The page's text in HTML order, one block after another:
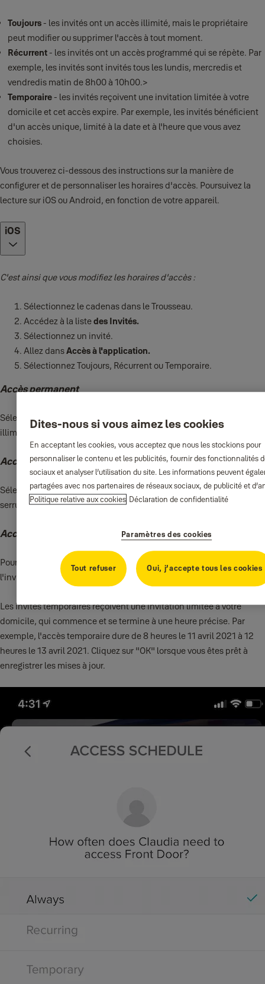
Toujours- les invités ont un accès illimité, mais le propriétaire
peut modifier ou supprimer l'accès à tout moment.
Récurrent- les invités ont un accès programmé qui se répète. Par
exemple, les invités sont invités tous les lundis, mercredis et
vendredis matin de 8h00 à 10h00.>
Temporaire- les invités reçoivent une invitation limitée à votre
domicile et cet accès expire. Par exemple, les invités bénéficient
d'un accès unique, limité à la date et à l'heure que vous avez
choisies.
Vous trouverez ci-dessous des instructions sur la manière de
configurer et de personnaliser les horaires d'accès. Poursuivez la
lecture sur iOS ou Android, en fonction de votre appareil.
iOS
C'est ainsi que vous modifiez les horaires d'accès :
Sélectionnez le cadenas dans le Trousseau.
Accédez à la listedes Invités.
Sélectionnez un invité.
Allez dansAccès à l'application.
Sélectionnez Toujours, Récurrent ou Temporaire.
Accès permanent
Sélectionnez Accès permanent
pour donner à un invité un accès
illimité à votre serrure.
Accès récurrent
Sélectionnez le(s) jour(s) et l'heure à laquelle un invité accède à la
serrure dans le cas d'unaccès récurrent.
Accès temporaire
Pour l'accès temporaire
, sélectionnez la période pendant laquelle
l'invité aura accès à la serrure.
Les invités temporaires reçoivent une invitation limitée à votre
domicile, qui commence et se termine à une heure précise. Par
exemple, l'accès temporaire dure de 8 heures le 11 avril 2021 à 12
heures le 13 avril 2021. Cliquez sur "OK" lorsque vous êtes prêt à
enregistrer les mises à jour.
Dites-nous si vous aimez les cookies
En acceptant les cookies, vous acceptez que nous les stockions pour
personnaliser le contenu et les publicités, fournir des fonctionnalités
sociaux et analyser l’utilisation du site. Les informations peuvent
partagées avec nos partenaires de réseaux sociaux, de publicité et
Politique relative aux cookies Déclaration de confidentialité
Paramètres des cookies
Tout refuser Oui, j’accepte tous les cookies